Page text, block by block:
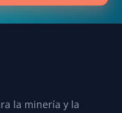
la minería y la